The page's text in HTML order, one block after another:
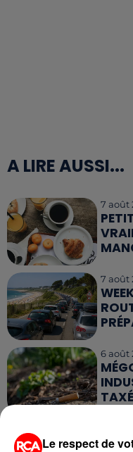
A LIRE AUSSI...
7 août
7 août
6 août
Le respect de